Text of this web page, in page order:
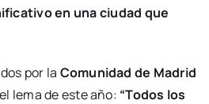
en una ciudad que
por la Comunidad de Madrid
lema de este año: “Todos los